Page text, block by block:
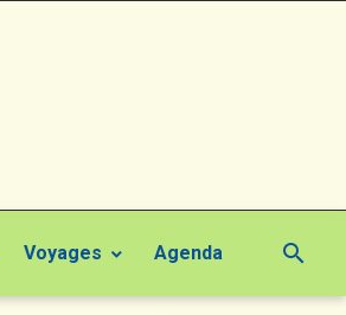
Voyages Agenda